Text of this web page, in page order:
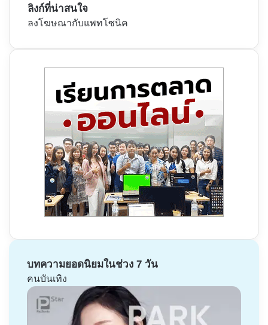
ลิงก์ที่น่าสนใจ
ลงโฆษณากับแพทโซนิค
บทความยอดนิยมในช่วง 7 วัน
คนบันเทิง